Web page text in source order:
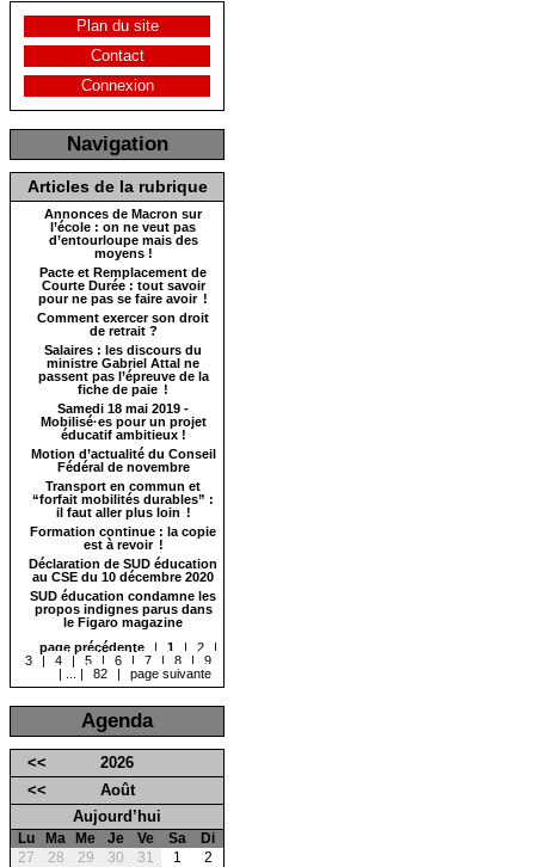
Plan du site
Contact
Connexion
Navigation
Articles de la rubrique
Annonces de Macron sur
l’école : on ne veut pas
d’entourloupe mais des
moyens !
Pacte et Remplacement de
Courte Durée : tout savoir
pour ne pas se faire avoir !
Comment exercer son droit
de retrait ?
Salaires : les discours du
ministre Gabriel Attal ne
passent pas l’épreuve de la
fiche de paie !
Samedi 18 mai 2019 -
Mobilisé·es pour un projet
éducatif ambitieux !
Motion d’actualité du Conseil
Fédéral de novembre
Transport en commun et
“forfait mobilités durables” :
il faut aller plus loin !
Formation continue : la copie
est à revoir !
Déclaration de SUD éducation
au CSE du 10 décembre 2020
SUD éducation condamne les
propos indignes parus dans
le Figaro magazine
page précédente
| 1 | 2
|
3
| 4 | 5 | 6 | 7 | 8 |
9
|
| 82 | page suivante
Agenda
<<
2026
<<
Août
Aujourd’hui
Lu Ma Me Je Ve Sa
Di
27
28 29 30 31 1
2